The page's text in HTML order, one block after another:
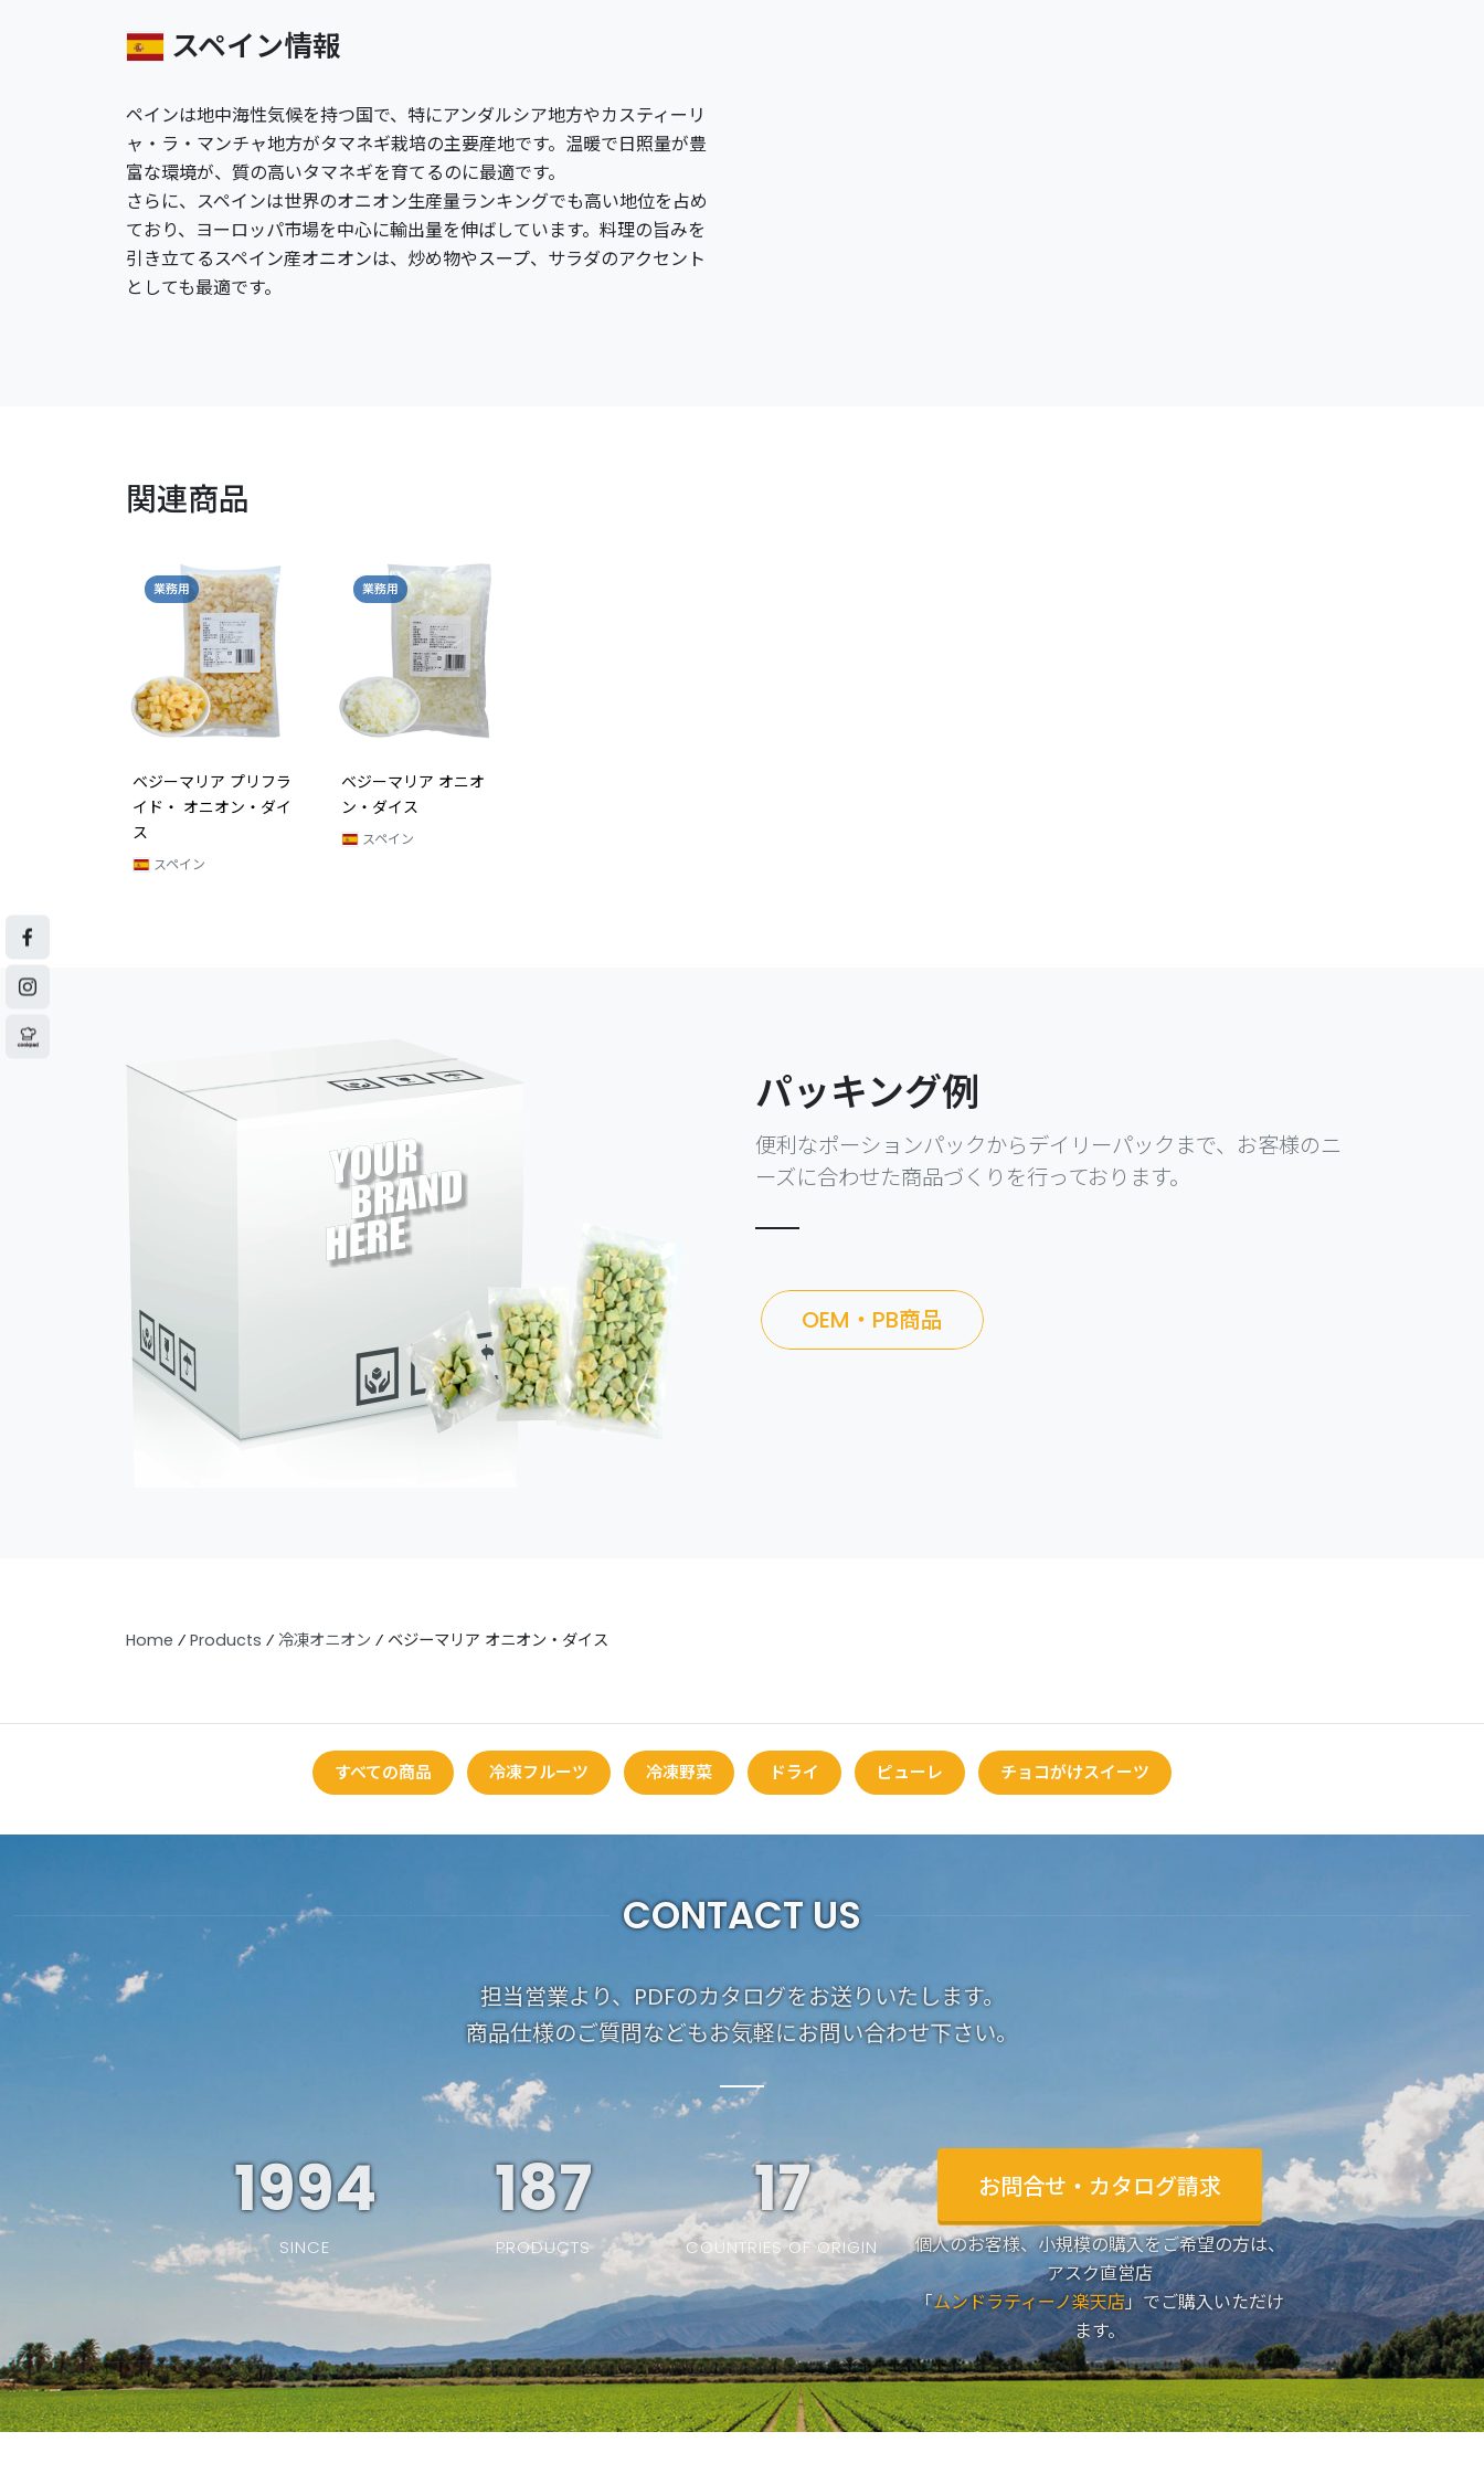
スペイン情報
ペインは地中海性気候を持つ国で、特にアンダルシア地方やカスティーリ
ャ・ラ・マンチャ地方がタマネギ栽培の主要産地です。温暖で日照量が豊
富な環境が、質の高いタマネギを育てるのに最適です。
さらに、スペインは世界のオニオン生産量ランキングでも高い地位を占め
ており、ヨーロッパ市場を中心に輸出量を伸ばしています。料理の旨みを
引き立てるスペイン産オニオンは、炒め物やスープ、サラダのアクセント
としても最適です。
関連商品
業務用
ベジーマリア プリフラ
イド・ オニオン・ダイ
ス
スペイン
業務用
ベジーマリア オニオ
ン・ダイス
スペイン
パッキング例
便利なポーションパックからデイリーパックまで、お客様のニ
ーズに合わせた商品づくりを行っております。
OEM・PB商品
Home ⁄ Products ⁄ 冷凍オニオン ⁄ ベジーマリア オニオン・ダイス
すべての商品 冷凍フルーツ 冷凍野菜 ドライ ピューレ チョコがけスイーツ
CONTACT US
担当営業より、PDFのカタログをお送りいたします。
商品仕様のご質問などもお気軽にお問い合わせ下さい。
1994
SINCE
187
PRODUCTS
19
COUNTRIES OF ORIGIN
お問合せ・カタログ請求
個人のお客様、小規模の購入をご希望の方は、
アスク直営店
「ムンドラティーノ楽天店」でご購入いただけ
ます。